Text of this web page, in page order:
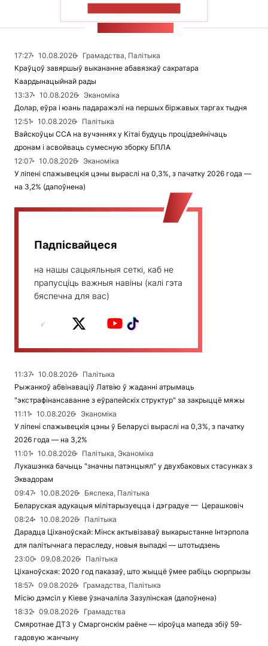
17:27 10.08.2026
Грамадства, Палітыка
Краўцоў завяршыў выкананне абавязкаў сакратара
Каардынацыйнай рады
13:37
10.08.2026
Эканоміка
Долар, еўра і юань падаражэлі на першых біржавых таргах тыдня
12:51
10.08.2026
Палітыка
Вайскоўцы ССА на вучэннях у Кітаі будуць процідзейнічаць
дронам і асвойваць сумесную зборку БПЛА
12:07
10.08.2026
Эканоміка
У ліпені спажывецкія цэны выраслі на 0,3%, з пачатку 2026 года —
на 3,2% (дапоўнена)
Падпісвайцеся
на нашы сацыяльныя сеткі, каб не
прапусціць важныя навіны (калі гэта
бяспечна для вас)
11:37 10.08.2026
Палітыка
Рыжанкоў абвінаваціў Латвію ў жаданні атрымаць
"экстрафінансаванне з еўрапейскіх структур" за закрыццё мяжы
11:11
10.08.2026
Эканоміка
У ліпені спажывецкія цэны ў Беларусі выраслі на 0,3%, з пачатку
2026 года — на 3,2%
11:01
10.08.2026
Палітыка, Эканоміка
Лукашэнка бачыць "значны патэнцыял" у двухбаковых стасунках з
Эквадорам
09:47
10.08.2026
Бяспека, Палітыка
Беларуская адукацыя мілітарызуецца і дэградуе — Церашковіч
08:24
10.08.2026
Палітыка
Дарадца Ціханоўскай: Мінск актывізаваў выкарыстанне Інтэрпола
для палітычнага пераследу, новыя выпадкі — штотыдзень
23:00
09.08.2026
Палітыка
Ціханоўская: 2020 год паказаў, што жыццё ўмее рабіць сюрпрызы
18:57
09.08.2026
Грамадства, Палітыка
Місію дэмсіл у Кіеве ўзначаліла Зазулінская (дапоўнена)
18:32
09.08.2026
Грамадства
Смяротнае ДТЗ у Смаргонскім раёне — кіроўца мапеда збіў 59-
гадовую жанчыну